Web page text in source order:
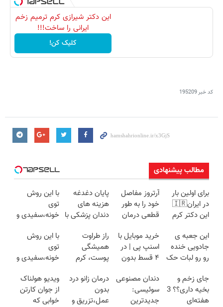
این دکتر شیرازی کرم ترمیم زخم
ایرانی را ساخت!!!
کلیک کن!
کد خبر195209
مطالب پیشنهادی
برای اولین بار
در ایران🇮🇷
این دکتر کرم
روزه ساخت!
آرتروز مفاصل
خود را به طور
قطعی درمان
◗پرسش‌نامه◖
پایان دغدغه
هزینه های
دندان پزشکی با
کننده خانگی
با این روش
توی
خونه،سفیدی و
برگردون
(40%off)
این جعبه ی
جادویی خنده
رو رو لبات حک
خرید40%تخفیف
خرید موبایل با
اسنپ پی | در
۴ قسط بدون
راز طراوت
همیشگی
پوست، کرم
با 45%تخفیف
با این روش
توی
خونه،سفیدی و
برگردون(40%off)
جای زخم و
بخیه داری؟؟ 3
هفته‌ای
دندان مصنوعی
سوئیسی:
جدیدترین
درمان زانو درد
بدون
عمل،تزریق و
ویدیو هولناک
از جوان کارتن
خوابی که